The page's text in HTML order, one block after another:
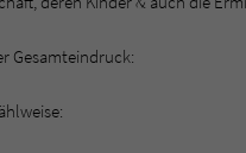
Gesamteindruck: